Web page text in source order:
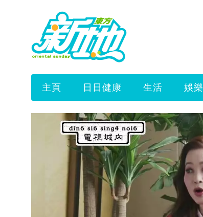
主頁 日日健康 生活 娛樂